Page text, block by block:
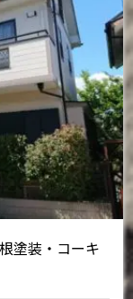
塗装・コーキ